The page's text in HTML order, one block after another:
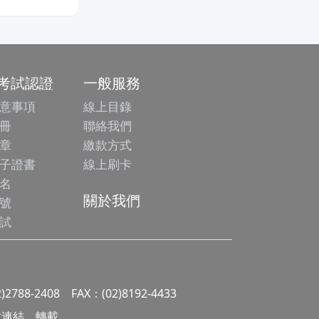
試認證
事項
證書
一般服務
線上目錄
聯絡我們
繳款方式
線上刷卡
關於我們
2408 FAX：(02)8192-4433